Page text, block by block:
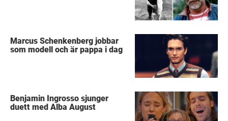
Marcus Schenkenberg jobbar
som modell och är pappa i dag
Benjamin Ingrosso sjunger
duett med Alba August